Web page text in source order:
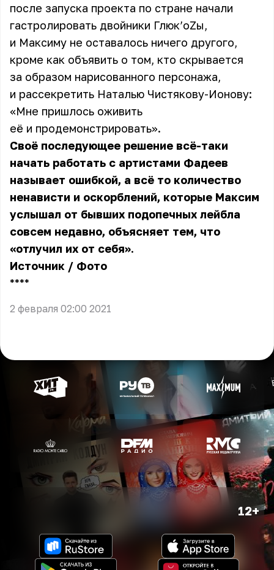
после запуска проекта по стране начали
гастролировать двойники Глюк’oZы,
и Максиму не оставалось ничего другого,
кроме как объявить о том, кто скрывается
за образом нарисованного персонажа,
и рассекретить Наталью Чистякову-Ионову:
«Мне пришлось оживить
её и продемонстрировать».
Своё последующее решение всё-таки
начать работать с артистами Фадеев
называет ошибкой, а всё то количество
ненависти и оскорблений, которые Максим
услышал от бывших подопечных лейбла
совсем недавно, объясняет тем, что
«отлучил их от себя».
Источник / Фото
** **
2 февраля 02:00 2021
12+